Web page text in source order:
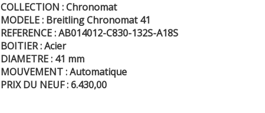
COLLECTION : Chronomat
MODELE : Breitling Chronomat 41
REFERENCE : AB014012-C830-132S-A18S
BOITIER : Acier
DIAMETRE : 41 mm
MOUVEMENT : Automatique
PRIX DU NEUF : 6.430,00